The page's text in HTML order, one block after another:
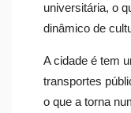
universitária, o
dinâmico de
A cidade é tem
transportes
o que a torna